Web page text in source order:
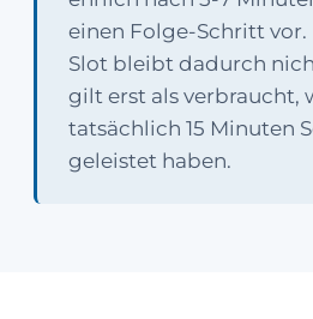
einen Folge-Schritt
Slot bleibt dadurch
gilt erst als verbraucht,
tatsächlich 15 Minuten
geleistet haben.